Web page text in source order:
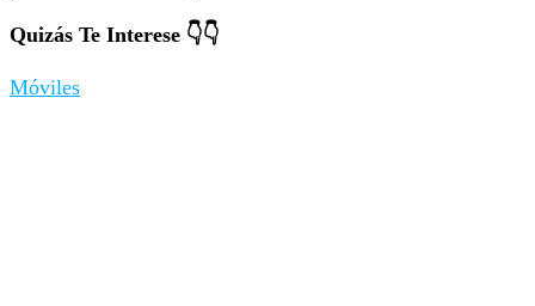
Quizás Te Interese 👇👇
Móviles